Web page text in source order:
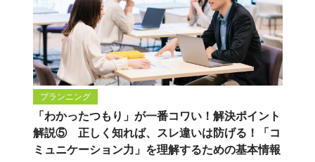
プランニング
「わかったつもり」が一番コワい！解決ポイント
解説⑤ 正しく知れば、スレ違いは防げる！「コ
ミュニケーション力」を理解するための基本情報